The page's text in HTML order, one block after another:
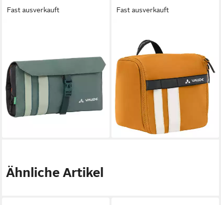
Fast ausverkauft
geräumiger und funktioneller
Kulturbeutel
ab 45,00 €
lieferbar - in 2-3 Werktagen bei dir
Fast ausverkauft
Kulturbeutel Banaba (Ein
Stück, 1-tlg., Ein Stück),
geräumiger und funktioneller
Kulturbeutel
60,00 €
lieferbar - in 2-3 Werktagen bei dir
Ähnliche Artikel